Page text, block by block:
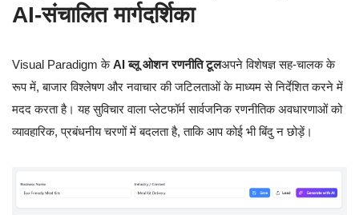
AI-संचालित मार्गदर्शिका
Visual Paradigm केAI ब्लू ओशन रणनीति टूलअपने विशेषज्ञ सह-चालक के
रूप में, बाजार विश्लेषण और नवाचार की जटिलताओं के माध्यम से निर्देशित करने में
मदद करता है। यह सुविचार वाला प्लेटफॉर्म सार्वजनिक रणनीतिक अवधारणाओं को
व्यावहारिक, प्रबंधनीय चरणों में बदलता है, ताकि आप कोई भी बिंदु न छोड़ें।